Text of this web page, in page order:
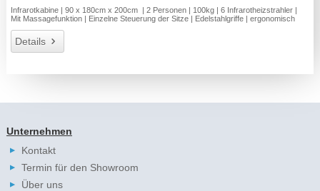
Infrarotkabine | 90 x 180cm x 200cm | 2 Personen | 100kg | 6 Infrarotheizstrahler |
Mit Massagefunktion | Einzelne Steuerung der Sitze | Edelstahlgriffe | ergonomisch
Details
Unternehmen
Kontakt
Termin für den Showroom
Über uns